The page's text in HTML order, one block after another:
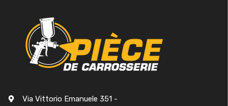
Via Vittorio Emanuele 351 -